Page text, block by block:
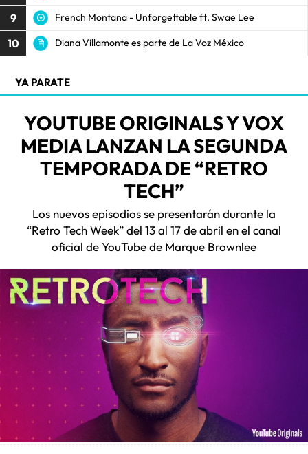
9 French Montana - Unforgettable ft. Swae Lee
10 Diana Villamonte es parte de La Voz México
YA PARATE
YOUTUBE ORIGINALS Y VOX
MEDIA LANZAN LA SEGUNDA
TEMPORADA DE “RETRO
TECH”
Los nuevos episodios se presentarán durante la
“Retro Tech Week” del 13 al 17 de abril en el canal
oficial de YouTube de Marque Brownlee